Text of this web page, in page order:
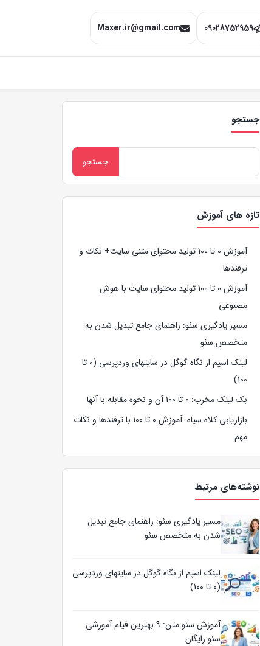
09028752959
Maxer.ir@gmail.com
جستجو
تازه های آموزش
آموزش 0 تا 100 تولید محتوای متنی سایت+ نکات و
ترفندها
آموزش 0 تا 100 تولید محتوای سایت با هوش
مصنوعی
مسیر یادگیری سئو: راهنمای جامع تبدیل شدن به
متخصص سئو
لینک اسپم از نگاه گوگل در سایتهای وردپرسی (0 تا
100)
بک لینک مخرب: 0 تا 100 آن و نحوه مقابله با آنها
بازاریابی کلاه سیاه: آموزش 0 تا 100 با ترفندها و نکات
مهم
نوشته‌های مرتبط
مسیر یادگیری سئو: راهنمای جامع تبدیل
شدن به متخصص سئو
لینک اسپم از نگاه گوگل در سایتهای وردپرسی
(0 تا 100)
آموزش سئو متن: 9 بهترین فیلم آموزشی
سئو رایگان